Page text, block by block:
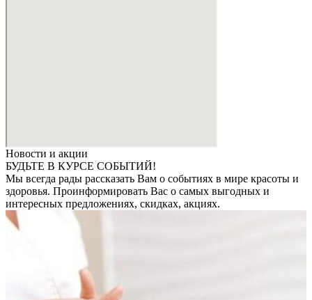
Новости и акции
БУДЬТЕ В КУРСЕ СОБЫТИЙ!
Мы всегда рады рассказать Вам о событиях в мире красоты и
здоровья. Проинформировать Вас о самых выгодных и
интересных предложениях, скидках, акциях.